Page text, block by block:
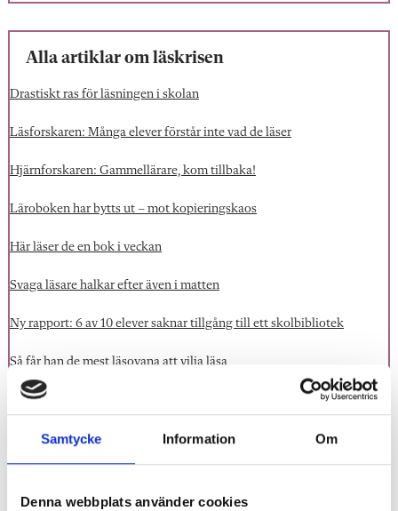
Samtycke Information Om
Denna webbplats använder cookies
Alla artiklar om läskrisen
Drastiskt ras för läsningen i skolan
Läsforskaren: Många elever förstår inte vad de läser
Hjärnforskaren: Gammellärare, kom tillbaka!
Läroboken har bytts ut – mot kopieringskaos
Här läser de en bok i veckan
Svaga läsare halkar efter även i matten
Ny rapport: 6 av 10 elever saknar tillgång till ett skolbibliotek
Så får han de mest läsovana att vilja läsa
Skolan som får hela byn att läsa
Noveller tar plats i hkk-ämnet